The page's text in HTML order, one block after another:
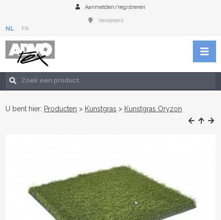
Aanmelden/registreren
Verdelers
NL
FR
U bent hier: Producten > Kunstgras > Kunstgras Oryzon